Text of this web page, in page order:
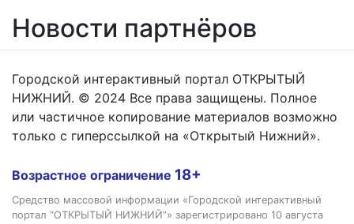
Новости партнёров
Городской интерактивный портал ОТКРЫТЫЙ
НИЖНИЙ. © 2024 Все права защищены. Полное
или частичное копирование материалов возможно
только с гиперссылкой на «Открытый Нижний».
Возрастное ограничение 18+
Средство массовой информации «Городской интерактивный
портал “ОТКРЫТЫЙ НИЖНИЙ”» зарегистрировано 10 августа